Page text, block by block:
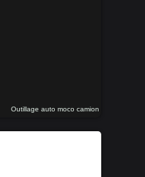
Outillage auto moco camion